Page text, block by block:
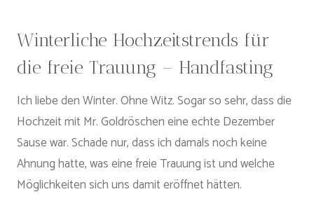
Winterliche Hochzeitstrends für
die freie Trauung – Handfasting
Ich liebe den Winter. Ohne Witz. Sogar so sehr, dass die
Hochzeit mit Mr. Goldröschen eine echte Dezember
Sause war. Schade nur, dass ich damals noch keine
Ahnung hatte, was eine freie Trauung ist und welche
Möglichkeiten sich uns damit eröffnet hätten.